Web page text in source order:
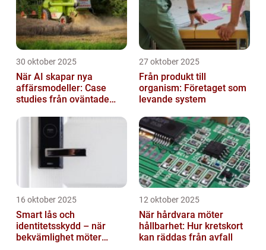
30 oktober 2025
När AI skapar nya
affärsmodeller: Case
studies från oväntade
27 oktober 2025
Från produkt till
organism: Företaget som
levande system
16 oktober 2025
Smart lås och
identitetsskydd – när
bekvämlighet möter
12 oktober 2025
När hårdvara möter
hållbarhet: Hur kretskort
kan räddas från avfall